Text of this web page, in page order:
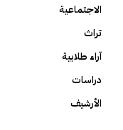
الاجتماعية
تراث
آراء طلابية
دراسات
الأرشيف